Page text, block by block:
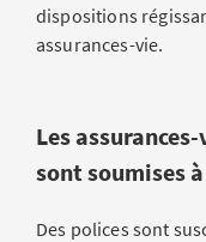
dispositions
assurances-vie.
Les
sont soumises
Des polices sont